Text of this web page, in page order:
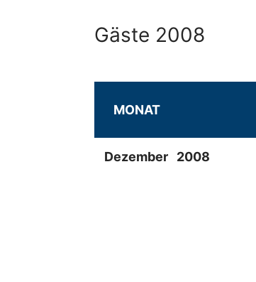
Gäste 2008
MONAT
Dezember 2008